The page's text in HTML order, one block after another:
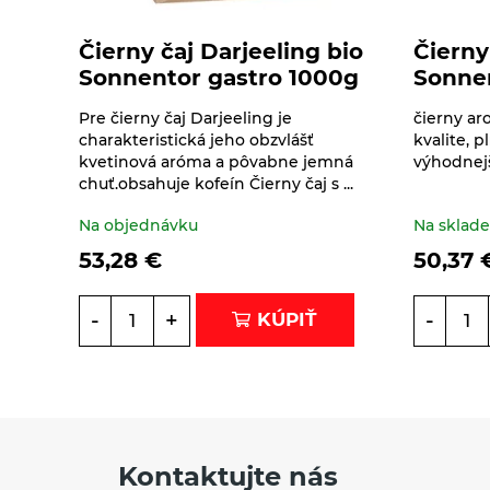
prostriedky
Feel eco osobná hygiena
Feel eco pre deti
Džemy a lekváre
Káva, Kávoviny, Latte
Káva
Kávoviny
Latte
Korenie, pochutiny,
Bujóny
Jednodruhové korenie
Morská soľ
Špeciality so soľou
Múky a krupice
Biele múky
Müsli a raňajkové
cereálie
Horčice
Nápoje
Čierny čaj Darjeeling bio
Sonnentor gastro 1000g
Pre čierny čaj Darjeeling je
charakteristická jeho obzvlášť
kvetinová aróma a pôvabne jemná
chuť.obsahuje kofeín Čierny čaj s ...
Na objednávku
53,28 €
- + KÚPIŤ
čierny
kvalite,
Na sklade
50,37
-
Kontaktujte nás